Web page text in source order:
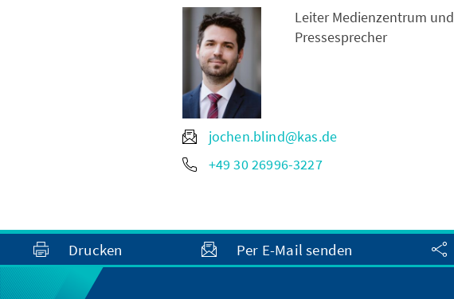
Leiter Medienzentrum und
Pressesprecher
jochen.blind@kas.de
+49 30 26996-3227
Drucken Per E-Mail senden